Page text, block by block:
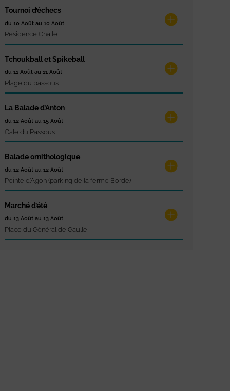
Tournoi d’échecs
du 10 Août au 10 Août
Résidence Challe
Tchoukball et Spikeball
du 11 Août au 11 Août
Plage du passous
La Balade d’Anton
du 12 Août au 15 Août
Cale du Passous
Balade ornithologique
du 12 Août au 12 Août
Pointe d'Agon (parking de la ferme Borde)
Marché d’été
du 13 Août au 13 Août
Place du Général de Gaulle